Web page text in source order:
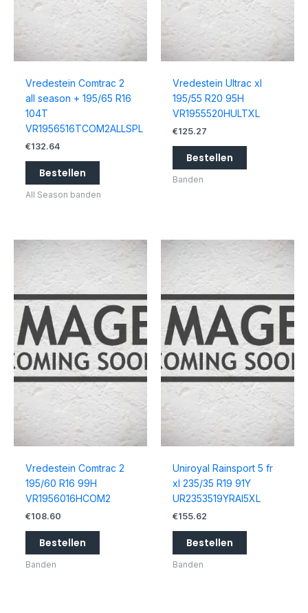
Vredestein Comtrac 2
all season + 195/65 R16
104T
VR1956516TCOM2ALLSPL
€132.64
Bestellen
All Season banden
Vredestein Ultrac xl
195/55 R20 95H
VR1955520HULTXL
€125.27
Bestellen
Banden
Vredestein Comtrac 2
195/60 R16 99H
VR1956016HCOM2
€108.60
Bestellen
Banden
Uniroyal Rainsport 5 fr
xl 235/35 R19 91Y
UR2353519YRAI5XL
€155.62
Bestellen
Banden